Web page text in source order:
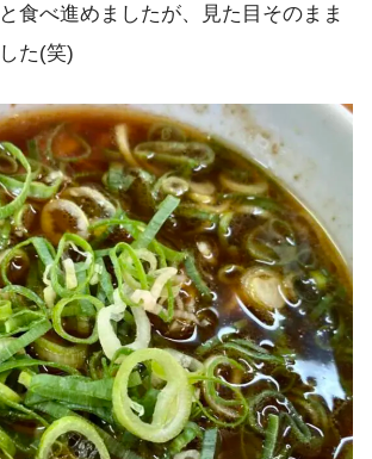
食べ進めましたが、見た目そのまま
た(笑)